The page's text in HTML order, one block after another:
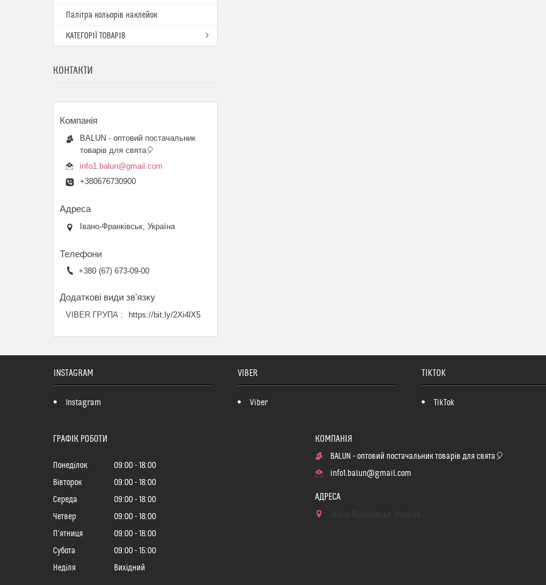
Палітра кольорів наклейок
КАТЕГОРІЇ ТОВАРІВ
КОНТАКТИ
BALUN - оптовий постачальник
товарів для свята🎈
info1.balun@gmail.com
+380676730900
Івано-Франківськ, Україна
+380 (67) 673-09-00
VIBER ГРУПА https://bit.ly/2Xi4lX5
INSTAGRAM
Instagram
VIBER
Viber
TIKTOK
TikTok
ГРАФІК РОБОТИ
Понеділок 09:00
18:00
Вівторок
09:00
18:00
Середа
09:00
18:00
Четвер
09:00
18:00
Пʼятниця
09:00
18:00
Субота
09:00
15:00
Неділя
Вихідний
BALUN - оптовий постачальник товарів для свята🎈
info1.balun@gmail.com